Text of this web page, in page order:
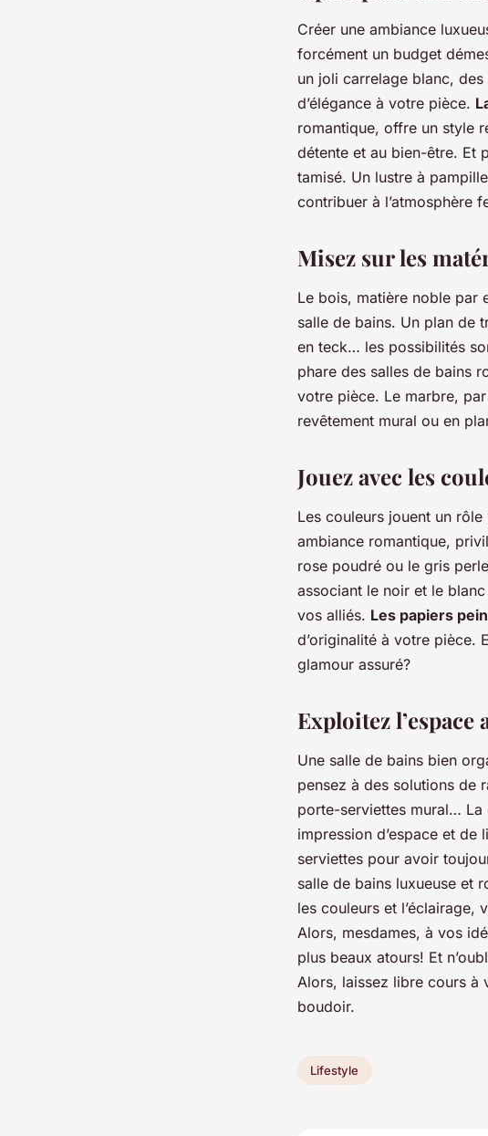
Créer une ambiance
forcément un budget
un joli carrelage blanc,
d’élégance à votre pièce.
romantique, offre un style
détente et au bien-être. Et
tamisé. Un lustre à
contribuer à l’atmosphère
Misez sur les
Le bois, matière noble par
salle de bains. Un plan de
en teck… les possibilités
phare des salles de bains
votre pièce. Le marbre,
revêtement mural ou en
Jouez avec les
Les couleurs jouent un
ambiance romantique,
rose poudré ou le gris
associant le noir et le
vos alliés. Les papiers
d’originalité à votre pièce.
glamour assuré?
Exploitez
Une salle de bains bien
pensez à des solutions de
porte-serviettes mural… La
impression d’espace et
serviettes pour avoir
salle de bains luxueuse et
les couleurs et
Alors, mesdames, à vos
plus beaux atours! Et
Alors, laissez libre cours à
boudoir.
Lifestyle